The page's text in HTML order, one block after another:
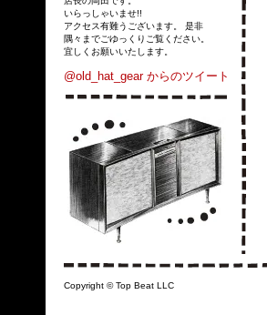
いらっしゃいませ!!
アクセス有難うございます。 是非
隅々までごゆっくりご覧ください。
宜しくお願いいたします。
@old_hat_gear からのツイート
Copyright © Top Beat LLC